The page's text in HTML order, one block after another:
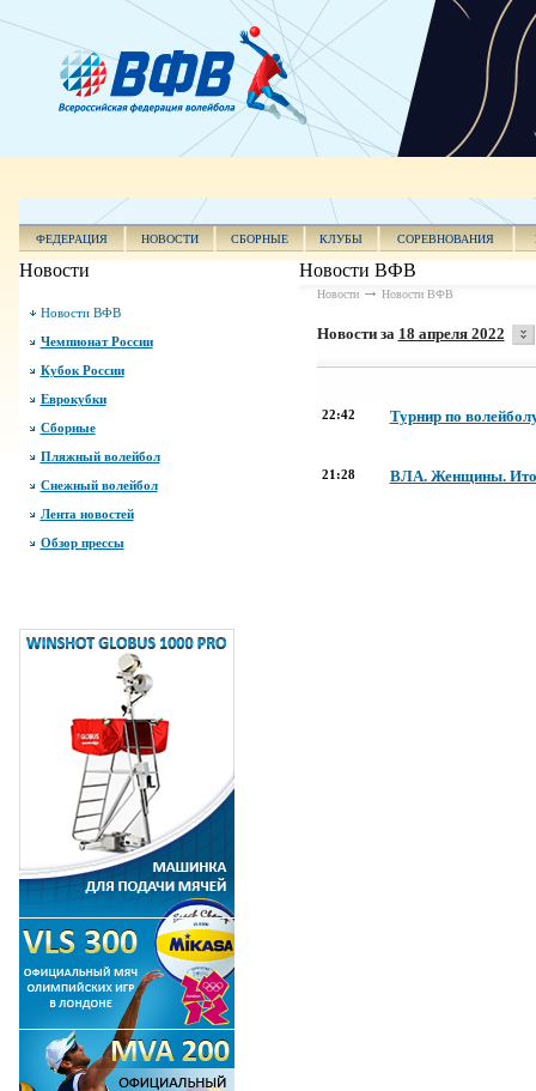
ФЕДЕРАЦИЯ НОВОСТИ СБОРНЫЕ КЛУБЫ СОРЕВНОВАНИЯ
Новости
Новости ВФВ
Чемпионат России
Кубок России
Еврокубки
Сборные
Пляжный волейбол
Снежный волейбол
Лента новостей
Обзор прессы
Новости ВФВ
Новости Новости ВФВ
Новости за 18 апреля 2022
22:42 Турнир по
21:28 ВЛА. Женщины.